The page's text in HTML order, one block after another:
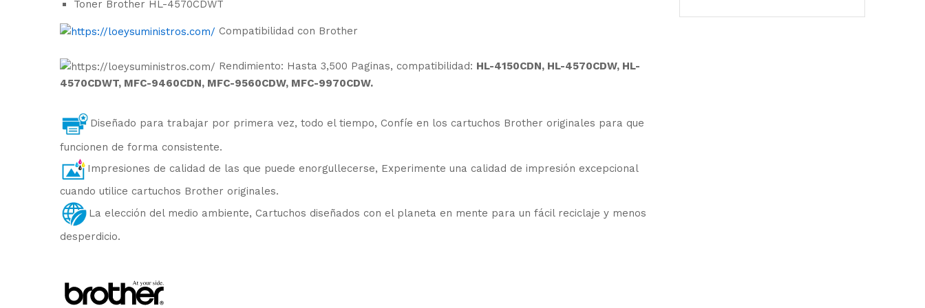
Toner Brother HL-4570CDWT
Compatibilidad con Brother
Rendimiento: Hasta 3,500 Paginas, compatibilidad: HL-4150CDN, HL-4570CDW, HL-
4570CDWT, MFC-9460CDN, MFC-9560CDW, MFC-9970CDW.
Diseñado para trabajar por primera vez, todo el tiempo, Confíe en los cartuchos Brother originales para que
funcionen de forma consistente.
Impresiones de calidad de las que puede enorgullecerse, Experimente una calidad de impresión excepcional
cuando utilice cartuchos Brother originales.
La elección del medio ambiente, Cartuchos diseñados con el planeta en mente para un fácil reciclaje y menos
desperdicio.